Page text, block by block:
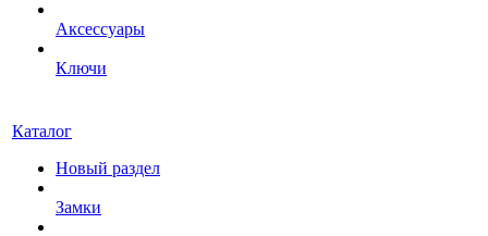
Аксессуары
Ключи
Каталог
Новый раздел
Замки